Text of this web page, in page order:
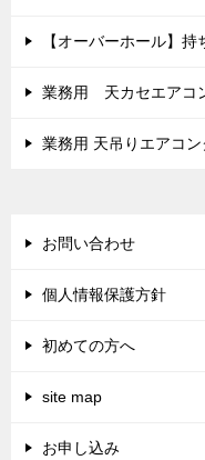
【オーバーホール】
業務用 天カセエアコ
業務用 天吊りエアコ
お問い合わせ
個人情報保護方針
初めての方へ
site map
お申し込み